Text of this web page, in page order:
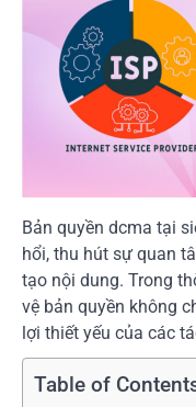
Bản quyền dcma tại
hổi, thu hút sự quan
tạo nội dung. Trong
vệ bản quyền không
lợi thiết yếu của các
Table of